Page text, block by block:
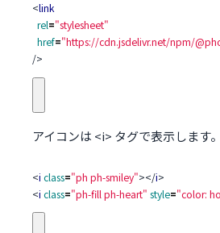
<link
rel="stylesheet"
href="https://cdn.jsdelivr.net/npm/
/>
アイコンは <i> タグで表示します。
<i class="ph ph-smiley"></i>
<i class="ph-fill ph-heart" style="color: